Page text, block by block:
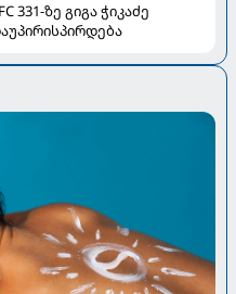
331-ზე გიგა ჭიკაძე